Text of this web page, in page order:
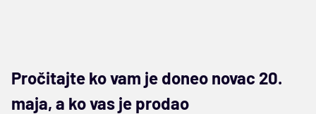
Pročitajte ko vam je doneo novac 20.
maja, a ko vas je prodao